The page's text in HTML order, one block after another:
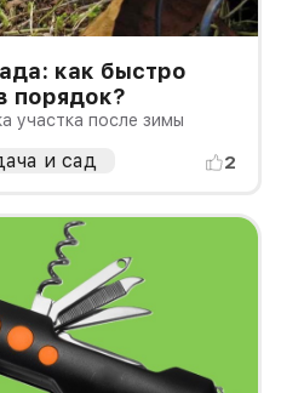
как быстро
порядок?
участка после зимы
и сад 2